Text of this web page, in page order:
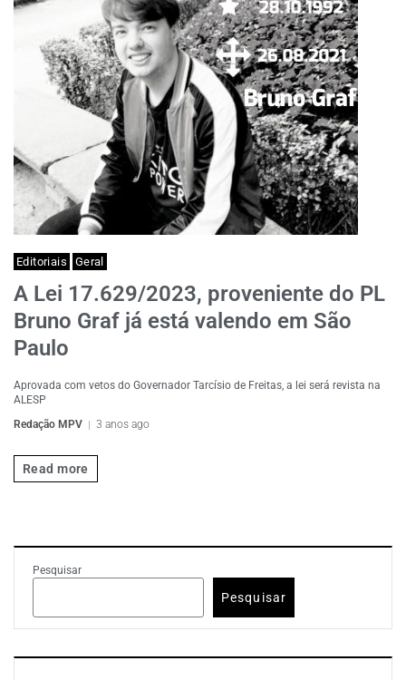
Editoriais Geral
A Lei 17.629/2023, proveniente do PL
Bruno Graf já está valendo em São
Paulo
Aprovada com vetos do Governador Tarcísio de Freitas, a lei será revista na
ALESP
Redação MPV
3 anos ago
Read more
Pesquisar
Pesquisar